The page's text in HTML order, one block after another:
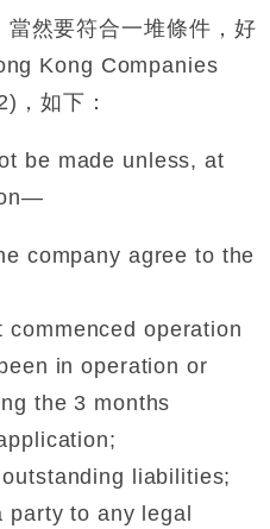
出口增近24%勝預期 貿易順
市撐日圓 4月單日斥6.28萬億
出手 斥4億美元押注未上市公
然要符合一堆條件，好
Kong Companies
，如下：
be made unless, at
company agree to the
operation
in operation or
the 3 months
liabilities;
party to any legal